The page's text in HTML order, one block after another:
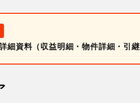
細資料（収益明細・物件詳細・引